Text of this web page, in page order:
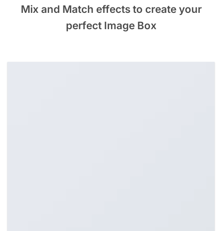
Mix and Match effects to create your
perfect Image Box